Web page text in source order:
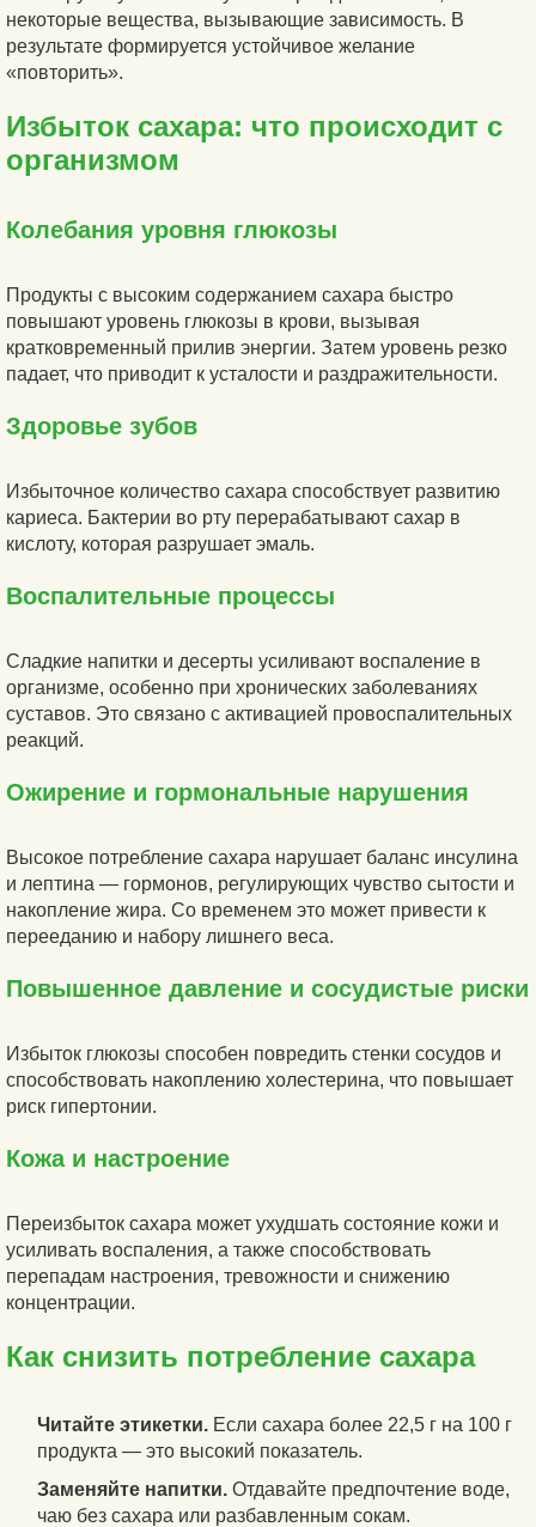
некоторые вещества, вызывающие зависимость. В
результате формируется устойчивое желание
«повторить».
Избыток сахара: что происходит с
организмом
Колебания уровня глюкозы
Продукты с высоким содержанием сахара быстро
повышают уровень глюкозы в крови, вызывая
кратковременный прилив энергии. Затем уровень резко
падает, что приводит к усталости и раздражительности.
Здоровье зубов
Избыточное количество сахара способствует развитию
кариеса. Бактерии во рту перерабатывают сахар в
кислоту, которая разрушает эмаль.
Воспалительные процессы
Сладкие напитки и десерты усиливают воспаление в
организме, особенно при хронических заболеваниях
суставов. Это связано с активацией провоспалительных
реакций.
Ожирение и гормональные нарушения
Высокое потребление сахара нарушает баланс инсулина
и лептина — гормонов, регулирующих чувство сытости и
накопление жира. Со временем это может привести к
перееданию и набору лишнего веса.
Повышенное давление и сосудистые риски
Избыток глюкозы способен повредить стенки сосудов и
способствовать накоплению холестерина, что повышает
риск гипертонии.
Кожа и настроение
Переизбыток сахара может ухудшать состояние кожи и
усиливать воспаления, а также способствовать
перепадам настроения, тревожности и снижению
концентрации.
Как снизить потребление сахара
Читайте этикетки. Если сахара более 22,5 г на 100 г
продукта — это высокий показатель.
Заменяйте напитки. Отдавайте предпочтение воде,
чаю без сахара или разбавленным сокам.